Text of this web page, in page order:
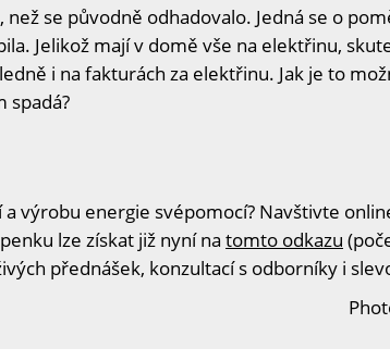
se původně odhadovalo. Jedná se o
Jelikož mají v domě vše na elektřinu,
i na fakturách za elektřinu. Jak je to
spadá?
výrobu energie svépomocí? Navštivte
lze získat již nyní na tomto odkazu
přednášek, konzultací s odborníky i